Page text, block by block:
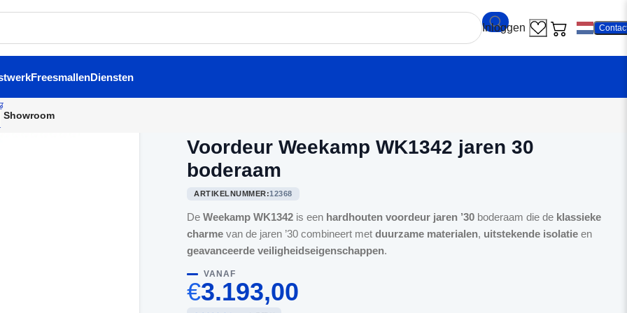
FreesmallenDiensten
Showroom
Voordeur Weekamp WK1342 jaren 30
boderaam
ARTIKELNUMMER:12368
DeWeekamp WK1342 is een hardhouten voordeur jaren ’30 boderaam die de klassieke
charme van de jaren ’30 combineert metduurzame materialen, uitstekende isolatie en
geavanceerde veiligheidseigenschappen.
VANAF
€3.193,00